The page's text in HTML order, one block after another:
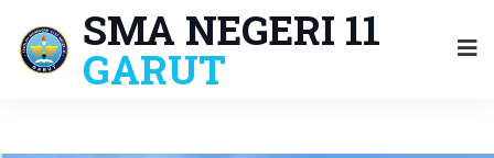
SMA NEGERI 11
GARUT